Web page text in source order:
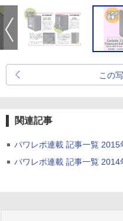
この
関連記事
パワレポ連載 記事一覧 2015
パワレポ連載 記事一覧 2014